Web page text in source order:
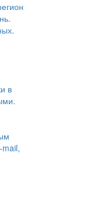
в